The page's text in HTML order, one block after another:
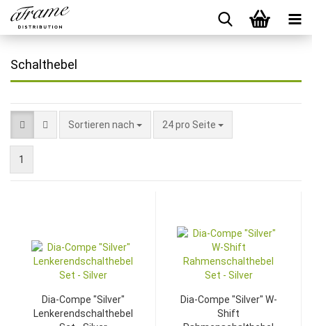
Schalthebel
Sortieren nach 24 pro Seite
1
Dia-Compe "Silver"
Lenkerendschalthebel
Dia-Compe "Silver" W-
Shift